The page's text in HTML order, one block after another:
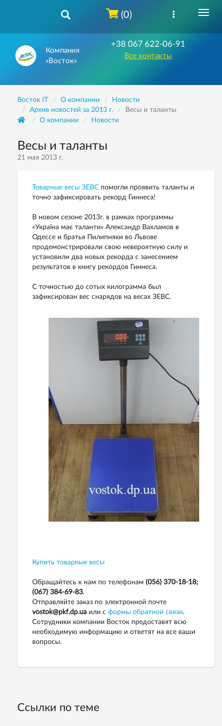
Компания
«Восток»
+38 067 622-06-91
Все контакты
(0)
Восток IT О компании
Новости
Архив новостей за 2013 г.
Весы и таланты
О компании
Новости
Весы и таланты
21 мая 2013 г.
Товарные весы ЗЕВС помогли проявить таланты и
точно зафиксировать рекорд Гиннеса!
В новом сезоне 2013г. в рамках программы
«Україна має таланти» Александр Вахламов в
Одессе и братья Пилипняки во Львове
продемонстрировали свою невероятную силу и
установили два новых рекорда с занесением
результатов в книгу рекордов Гиннеса.
С точностью до сотых килограмма был
зафиксирован вес снарядов на весах ЗЕВС.
Купить товарные весы
Обращайтесь к нам по телефонам (056) 370-18-18;
(067) 384-69-83.
Отправляйте заказ по электронной почте
vostok@pkf.dp.ua или с формы обратной связи.
Сотрудники компании Восток предоставят всю
необходимую информацию и ответят на все ваши
вопросы.
Ссылки по теме